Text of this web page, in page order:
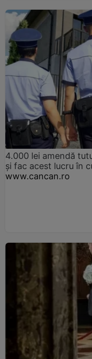
4.000 lei amendă
și fac acest lucru în
www.cancan.ro